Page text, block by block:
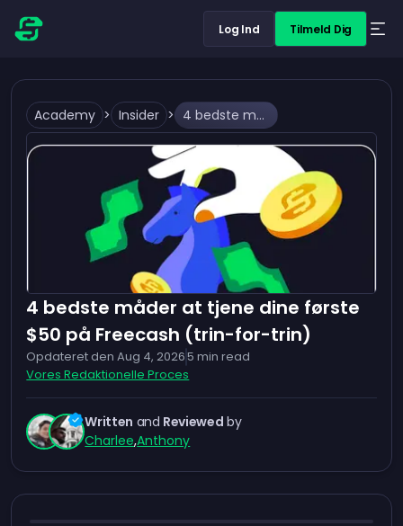
Log Ind Tilmeld Dig
Academy > Insider > 4 bedste måder at tjene dine første $50 på Freecash (trin-for-trin)
4 bedste måder at tjene dine første
$50 på Freecash (trin-for-trin)
Opdateret den Aug 4, 20265 min read
Vores Redaktionelle Proces
Written and Reviewed by
Charlee,Anthony